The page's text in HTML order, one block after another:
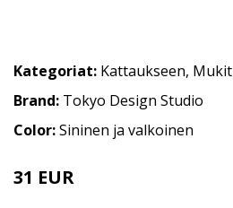
Kategoriat: Kattaukseen, Mukit
Brand: Tokyo Design Studio
Color:Sininen ja valkoinen
31 EUR